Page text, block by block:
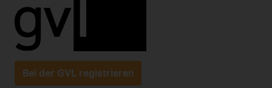
Bei der GVL registrieren